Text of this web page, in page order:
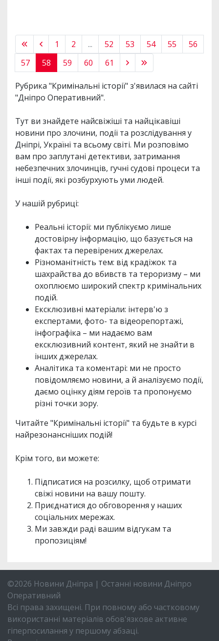
1 2 ... 52 53 54 55
56
57
58 59 60 61
Рубрика "Кримінальні історії" з'явилася на сайті
"Дніпро Оперативний".
Тут ви знайдете найсвіжіші та найцікавіші
новини про злочини, події та розслідування у
Дніпрі, Україні та всьому світі. Ми розповімо
вам про заплутані детективи, затримання
небезпечних злочинців, гучні судові процеси та
інші події, які розбурхують уми людей.
У нашій рубриці:
Реальні історії: ми публікуємо лише
достовірну інформацію, що базується на
фактах та перевірених джерелах.
Різноманітність тем: від крадіжок та
шахрайства до вбивств та тероризму – ми
охоплюємо широкий спектр кримінальних
подій.
Ексклюзивні матеріали: інтерв'ю з
експертами, фото- та відеорепортажі,
інфографіка – ми надаємо вам
ексклюзивний контент, який не знайти в
інших джерелах.
Аналітика та коментарі: ми не просто
повідомляємо новини, а й аналізуємо події,
даємо оцінку діям героїв та пропонуємо
різні точки зору.
Читайте "Кримінальні історії" та будьте в курсі
найрезонансніших подій!
Крім того, ви можете:
Підписатися на розсилку, щоб отримати
свіжі новини на вашу пошту.
Приєднатися до обговорення у наших
соціальних мережах.
Ми завжди раді вашим відгукам та
пропозиціям!
©2026 Новини Дніпра | Останні новини Дніпро
Оперативний
Всі права захищені. При повному або частковому
використанні матеріалів обов'язкове активне
гіперпосилання у першому абзаці.